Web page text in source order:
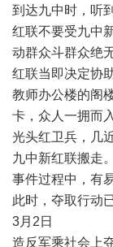
到达九中时，听
红联不要受九中
动群众斗群众绝
红联当即决定协
教师办公楼的阁
卡，众人一拥而
光头红卫兵，几
九中新红联搬走。
事件过程中，有
此时，夺取行动
3月 2 日
造反军乘社会上